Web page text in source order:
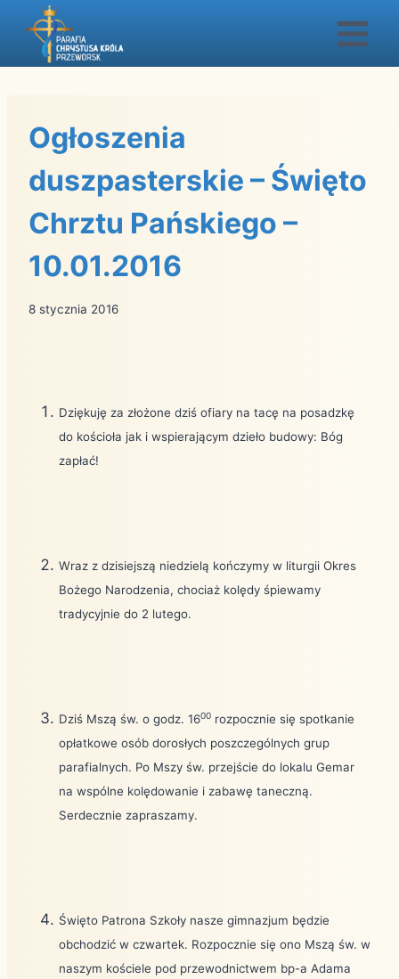
Przejdź
Ogłoszenia
duszpasterskie – Święto
Chrztu Pańskiego –
10.01.2016
8 stycznia 2016
Dziękuję za złożone dziś ofiary na tacę na posadzkę
do kościoła jak i wspierającym dzieło budowy: Bóg
zapłać!
Wraz z dzisiejszą niedzielą kończymy w liturgii Okres
Bożego Narodzenia, chociaż kolędy śpiewamy
tradycyjnie do 2 lutego.
Dziś Mszą św. o godz. 1600 rozpocznie się spotkanie
opłatkowe osób dorosłych poszczególnych grup
parafialnych. Po Mszy św. przejście do lokalu Gemar
na wspólne kolędowanie i zabawę taneczną.
Serdecznie zapraszamy.
Święto Patrona Szkoły nasze gimnazjum będzie
obchodzić w czwartek. Rozpocznie się ono Mszą św. w
naszym kościele pod przewodnictwem bp-a Adama